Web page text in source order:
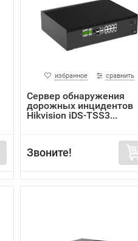
избранное сравнить
Сервер обнаружения
дорожных инцидентов
Hikvision iDS-TSS3...
Звоните!